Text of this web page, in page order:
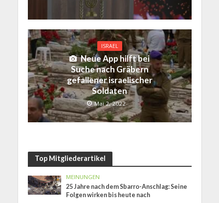
ISRAEL
Neue App hilft bei
Suche nach Gräbern
gefallener israelischer
Soldaten
Mai 2, 2022
Top Mitgliederartikel
MEINUNGEN
25 Jahre nach dem Sbarro-Anschlag: Seine
Folgen wirken bis heute nach